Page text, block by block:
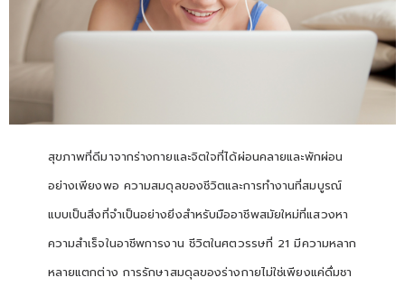
สุขภาพที่ดีมาจากร่างกายและจิตใจที่ได้ผ่อนคลายและพักผ่อน
อย่างเพียงพอ ความสมดุลของชีวิตและการทำงานที่สมบูรณ์
แบบเป็นสิ่งที่จำเป็นอย่างยิ่งสำหรับมืออาชีพสมัยใหม่ที่แสวงหา
ความสำเร็จในอาชีพการงาน ชีวิตในศตวรรษที่ 21 มีความหลาก
หลายแตกต่าง การรักษาสมดุลของร่างกายไม่ใช่เพียงแค่ดื่มชา